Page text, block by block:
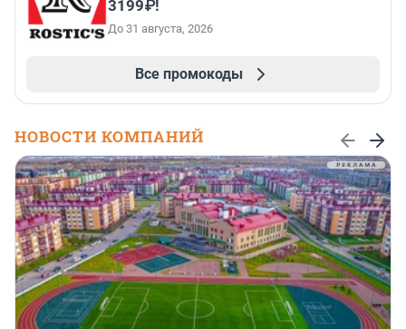
3199₽!
До 31 августа, 2026
Все промокоды
НОВОСТИ КОМПАНИЙ